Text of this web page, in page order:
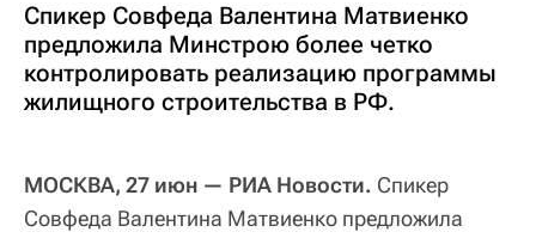
Спикер Совфеда Валентина Матвиенко
предложила Минстрою более четко
контролировать реализацию программы
жилищного строительства в РФ.
МОСКВА, 27 июн — РИА Новости. Спикер
Совфеда Валентина Матвиенко предложила